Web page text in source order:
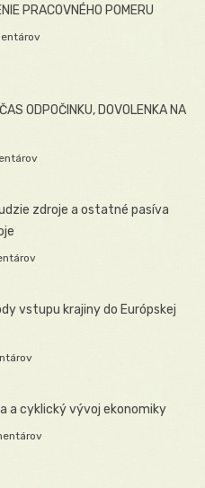
PRACOVNÉHO POMERU
ODPOČINKU, DOVOLENKA NA
zdroje a ostatné pasíva
vstupu krajiny do Európskej
a cyklický vývoj ekonomiky